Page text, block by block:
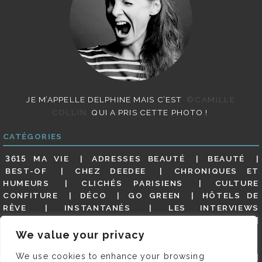
We value your privacy
We use cookies to enhance your browsing
JE M’APPELLE DELPHINE MAIS C’EST
©CAMILLE
COLLIN
QUI A PRIS CETTE PHOTO !
CATÉGORIES
3615 MA VIE ADRESSES BEAUTÉ
BEAUTÉ
BEST-OF
CHEZ DEEDEE
CHRONIQUES ET
HUMEURS
CLICHÉS PARISIENS
CULTURE
CONFITURE
DÉCO GO GREEN
HÔTELS DE
RÊVE
INSTANTANÉS
LES INTERVIEWS
MES ADRESSES
MODE NON CLASSÉ
GUIDE
PARIS EN PHOTOS RESTAURANTS